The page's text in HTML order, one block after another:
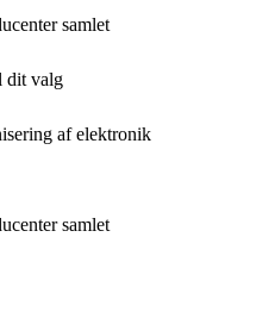
samlet
dit valg
af elektronik
samlet